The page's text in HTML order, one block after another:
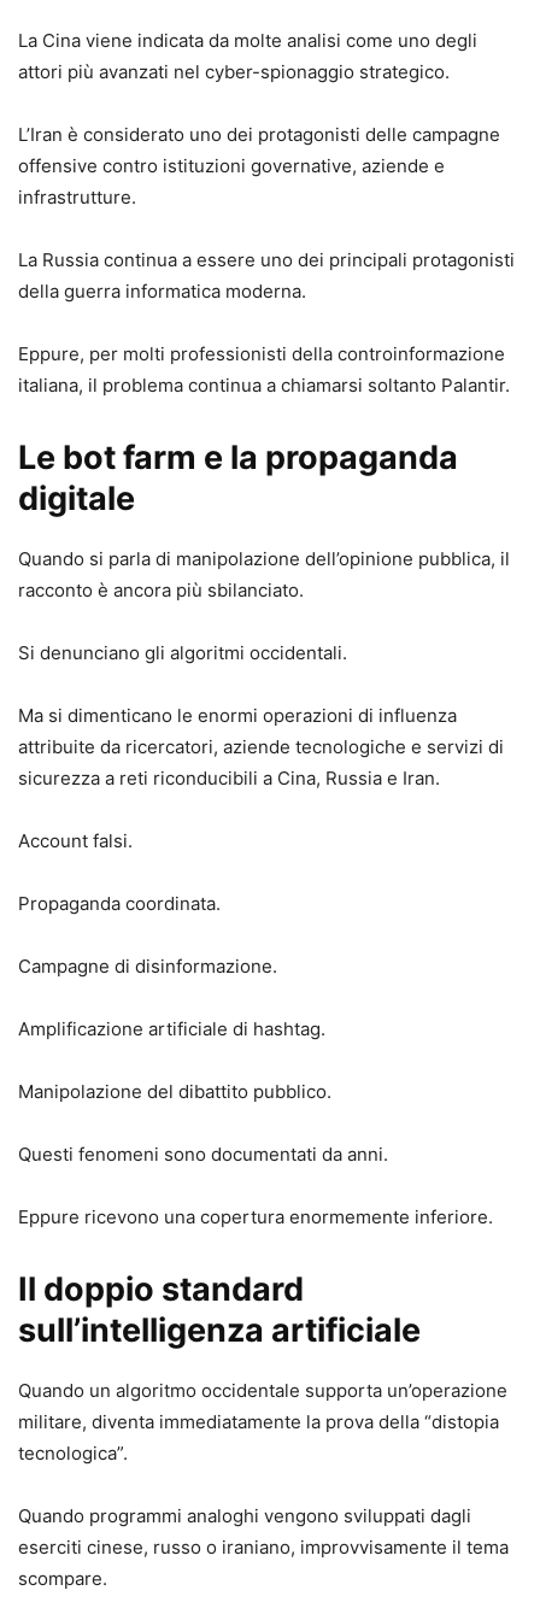
La Cina viene indicata da molte analisi come uno degli
attori più avanzati nel cyber-spionaggio strategico.
L’Iran è considerato uno dei protagonisti delle campagne
offensive contro istituzioni governative, aziende e
infrastrutture.
La Russia continua a essere uno dei principali protagonisti
della guerra informatica moderna.
Eppure, per molti professionisti della controinformazione
italiana, il problema continua a chiamarsi soltanto Palantir.
Le bot farm e la propaganda
digitale
Quando si parla di manipolazione dell’opinione pubblica, il
racconto è ancora più sbilanciato.
Si denunciano gli algoritmi occidentali.
Ma si dimenticano le enormi operazioni di influenza
attribuite da ricercatori, aziende tecnologiche e servizi di
sicurezza a reti riconducibili a Cina, Russia e Iran.
Account falsi.
Propaganda coordinata.
Campagne di disinformazione.
Amplificazione artificiale di hashtag.
Manipolazione del dibattito pubblico.
Questi fenomeni sono documentati da anni.
Eppure ricevono una copertura enormemente inferiore.
Il doppio standard
sull’intelligenza artificiale
Quando un algoritmo occidentale supporta un’operazione
militare, diventa immediatamente la prova della “distopia
tecnologica”.
Quando programmi analoghi vengono sviluppati dagli
eserciti cinese, russo o iraniano, improvvisamente il tema
scompare.